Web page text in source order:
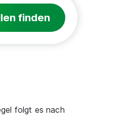
finden
folgt es nach